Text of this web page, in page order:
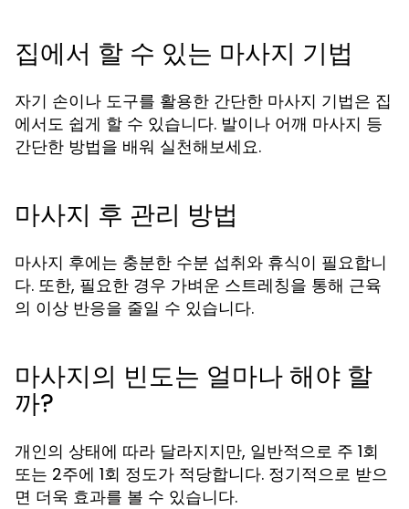
집에서 할 수 있는 마사지 기법
자기 손이나 도구를 활용한 간단한 마사지 기법은 집
에서도 쉽게 할 수 있습니다. 발이나 어깨 마사지 등
간단한 방법을 배워 실천해보세요.
마사지 후 관리 방법
마사지 후에는 충분한 수분 섭취와 휴식이 필요합니
다. 또한, 필요한 경우 가벼운 스트레칭을 통해 근육
의 이상 반응을 줄일 수 있습니다.
마사지의 빈도는 얼마나 해야 할
까?
개인의 상태에 따라 달라지지만, 일반적으로 주 1회
또는 2주에 1회 정도가 적당합니다. 정기적으로 받으
면 더욱 효과를 볼 수 있습니다.